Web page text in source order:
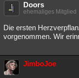
Doors
ehemaliges Mitglied
Die ersten
vorgenommen. Wir
JimboJoe